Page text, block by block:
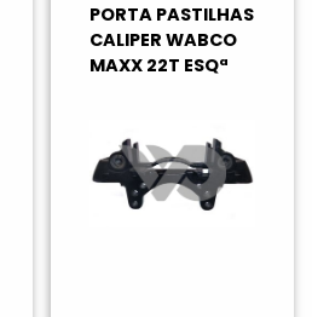
PORTA PASTILHAS
CALIPER WABCO
MAXX 22T ESQª